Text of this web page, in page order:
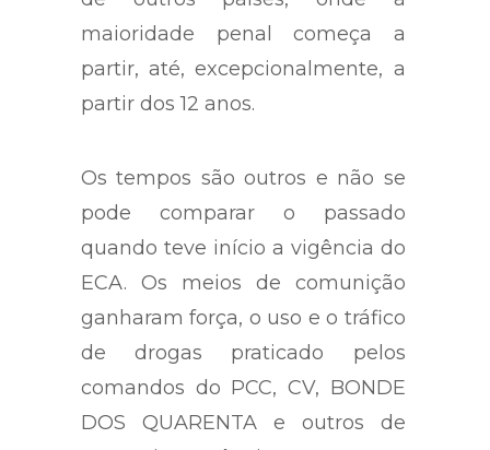
maioridade penal começa a
partir, até, excepcionalmente, a
partir dos 12 anos.
Os tempos são outros e não se
pode comparar o passado
quando teve início a vigência do
ECA. Os meios de comunição
ganharam força, o uso e o tráfico
de drogas praticado pelos
comandos do PCC, CV, BONDE
DOS QUARENTA e outros de